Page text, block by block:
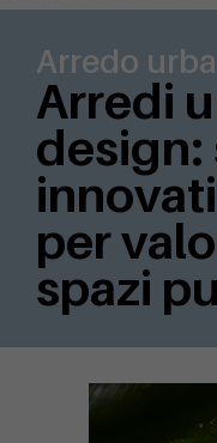
Arredo
Arredi
design:
per
spazi